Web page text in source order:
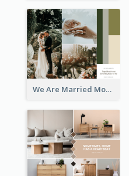
We Are Married Mood Board